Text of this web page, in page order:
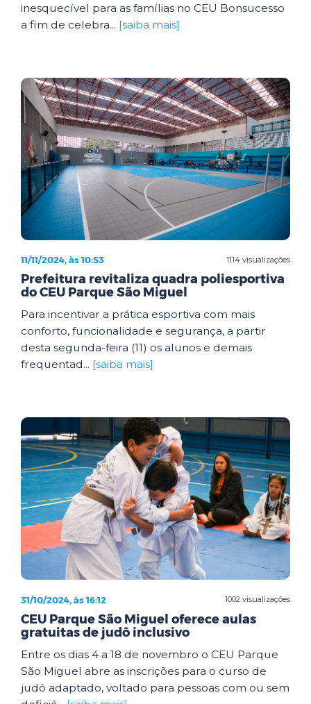
inesquecível para as famílias no CEU Bonsucesso
a fim de celebra... [saiba mais]
1114 visualizações
11/11/2024, às 10:53
Prefeitura revitaliza quadra poliesportiva
do CEU Parque São Miguel
Para incentivar a prática esportiva com mais
conforto, funcionalidade e segurança, a partir
desta segunda-feira (11) os alunos e demais
frequentad... [saiba mais]
1002 visualizações
31/10/2024, às 16:12
CEU Parque São Miguel oferece aulas
gratuitas de judô inclusivo
Entre os dias 4 a 18 de novembro o CEU Parque
São Miguel abre as inscrições para o curso de
judô adaptado, voltado para pessoas com ou sem